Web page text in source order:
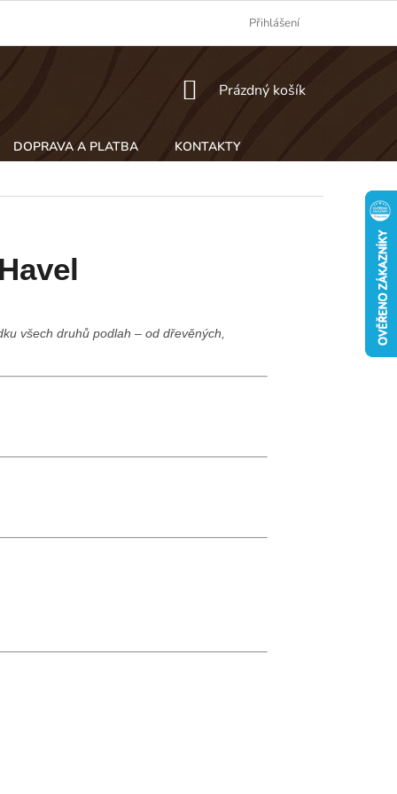
Přihlášení
NÁKUPNÍ
Prázdný košík
DOPRAVA A PLATBA KONTAKTY
všech druhů podlah – od dřevěných,